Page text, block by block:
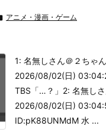
アニメ・漫画・ゲーム
1: 名無しさん＠２ちゃ
2026/08/02(日)
TBS「…？」2: 名無し
2026/08/02(日)
ID:pK88UNMdM 水 ...